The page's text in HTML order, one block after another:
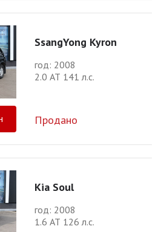
SsangYong Kyron
год: 2008
2.0 АТ 141 л.с.
Продано
Kia Soul
год: 2008
1.6 АТ 126 л.с.